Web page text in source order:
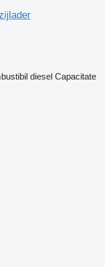
diesel Capacitate